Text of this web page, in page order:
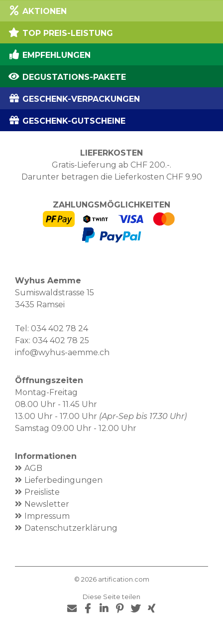
AKTIONEN
TOP PREIS-LEISTUNG
EMPFEHLUNGEN
DEGUSTATIONS-PAKETE
GESCHENK-VERPACKUNGEN
GESCHENK-GUTSCHEINE
LIEFERKOSTEN
Gratis-Lieferung ab CHF 200.-.
Darunter betragen die Lieferkosten CHF 9.90
ZAHLUNGSMÖGLICHKEITEN
Wyhus Aemme
Sumiswaldstrasse 15
3435 Ramsei
Tel: 034 402 78 24
Fax: 034 402 78 25
info@wyhus-aemme.ch
Öffnungszeiten
Montag-Freitag
08.00 Uhr - 11.45 Uhr
13.00 Uhr - 17.00 Uhr (Apr-Sep bis 17.30 Uhr)
Samstag 09.00 Uhr - 12.00 Uhr
Informationen
AGB
Lieferbedingungen
Preisliste
Newsletter
Impressum
Datenschutzerklärung
© 2026 artification.com
Diese Seite teilen